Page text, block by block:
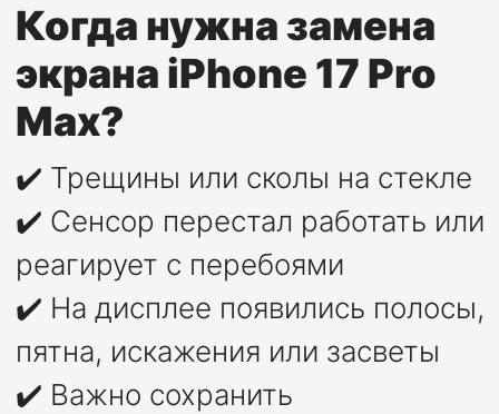
Когда нужна замена
экрана iPhone 17 Pro
Max?
✔️ Трещины или сколы на стекле
✔️ Сенсор перестал работать или
реагирует с перебоями
✔️ На дисплее появились полосы,
пятна, искажения или засветы
✔️ Важно сохранить